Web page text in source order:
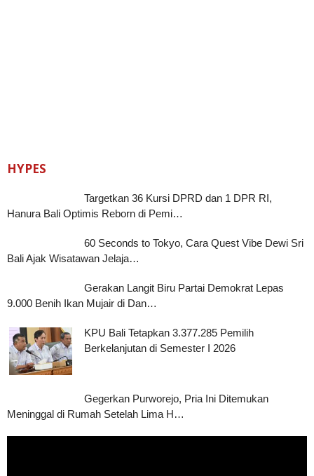
HYPES
Targetkan 36 Kursi DPRD dan 1 DPR RI,
Hanura Bali Optimis Reborn di Pemi…
60 Seconds to Tokyo, Cara Quest Vibe Dewi Sri
Bali Ajak Wisatawan Jelaja…
Gerakan Langit Biru Partai Demokrat Lepas
9.000 Benih Ikan Mujair di Dan…
KPU Bali Tetapkan 3.377.285 Pemilih
Berkelanjutan di Semester I 2026
Gegerkan Purworejo, Pria Ini Ditemukan
Meninggal di Rumah Setelah Lima H…